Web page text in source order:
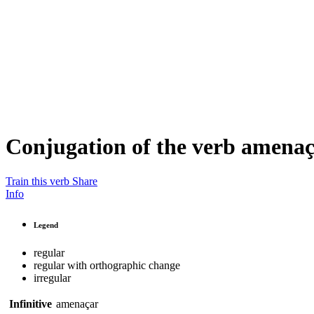
Conjugation of the verb
Train this verb Share
Info
Legend
regular
regular with orthographic change
irregular
Infinitive amenaçar